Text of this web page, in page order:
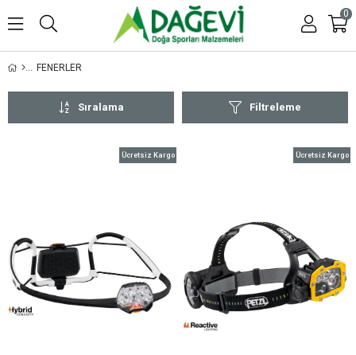
0
FENERLER
Filtreleme
Sıralama
Ücretsiz Kargo Ücretsiz Kargo